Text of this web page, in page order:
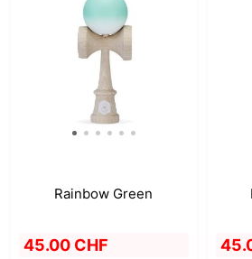
Rainbow Green
45.00 CHF